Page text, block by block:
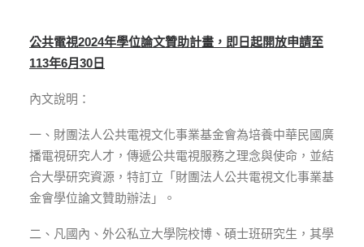
公共電視2024年學位論文贊助計畫，即日起開放申請至
113年6月30 日
內文說明：
一、財團法人公共電視文化事業基金會為培養中華民國廣
播電視研究人才，傳遞公共電視服務之理念與使命，並結
合大學研究資源，特訂立「財團法人公共電視文化事業基
金會學位論文贊助辦法」。
二、凡國內、外公私立大學院校博、碩士班研究生，其學